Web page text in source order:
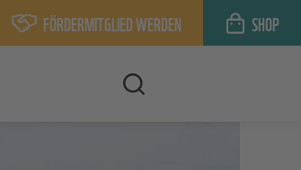
FÖRDERMITGLIED WERDEN SHOP